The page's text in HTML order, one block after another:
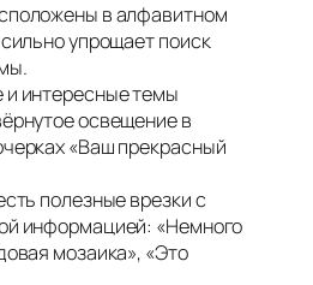
в алфавитном
упрощает поиск
интересные темы
освещение в
«Ваш прекрасный
полезные врезки с
информацией: «Немного
мозаика», «Это